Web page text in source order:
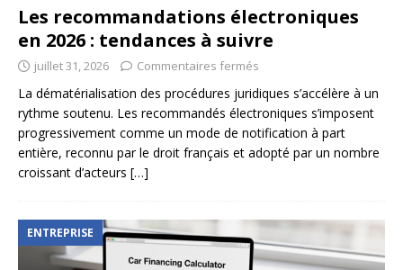
Les recommandations électroniques
en 2026 : tendances à suivre
juillet 31, 2026 Commentaires fermés
La dématérialisation des procédures juridiques s’accélère à un
rythme soutenu. Les recommandés électroniques s’imposent
progressivement comme un mode de notification à part
entière, reconnu par le droit français et adopté par un nombre
croissant d’acteurs […]
ENTREPRISE